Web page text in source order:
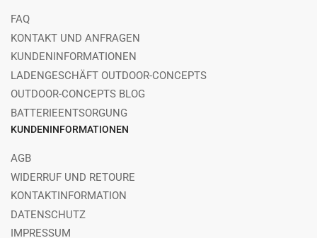
FAQ
KONTAKT UND ANFRAGEN
KUNDENINFORMATIONEN
LADENGESCHÄFT OUTDOOR-CONCEPTS
OUTDOOR-CONCEPTS BLOG
BATTERIEENTSORGUNG
KUNDENINFORMATIONEN
AGB
WIDERRUF UND RETOURE
KONTAKTINFORMATION
DATENSCHUTZ
IMPRESSUM